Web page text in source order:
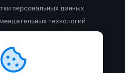
персональных данных
технологий
куки
материалов и общения
в Телеграм-чате